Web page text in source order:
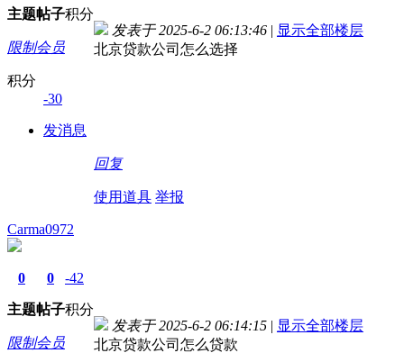
主题帖子积分
限制会员
积分
-30
发消息
发表于 2025-6-2 06:13:46 | 显示全部楼层
北京贷款公司怎么选择
回复
使用道具 举报
Carma0972
0
主题
0
帖子
-42
积分
限制会员
发表于 2025-6-2 06:14:15 | 显示全部楼层
北京贷款公司怎么贷款